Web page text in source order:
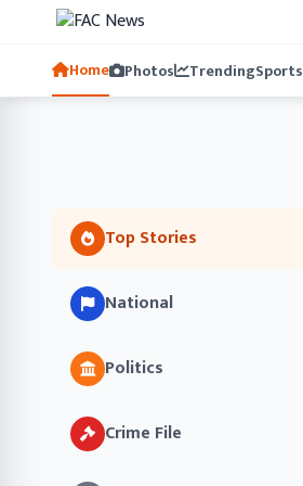
Home Photos TrendingSports
Top Stories
National
Politics
Crime File